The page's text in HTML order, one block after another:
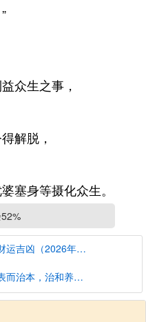
众生之事，
解脱，
塞身等摄化众生。
。
经》、《观世音受记
生肖属猪人今日运势运程财运吉凶（2026年8月7日）详解查询
中医养生学强调治病不治表而治本，治和养兼顾是有必要的